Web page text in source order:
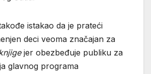
istakao da je prateći
deci veoma značajan za
jer obezbeđuje publiku za
glavnog programa